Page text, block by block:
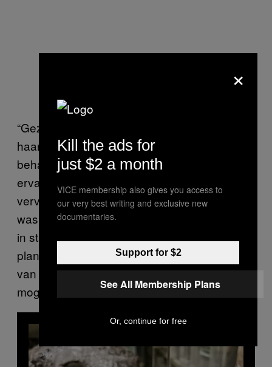
“Gezien de potentiële toxiciteit van de in het
haar gevonden alkaloïden, geven de
behandeling, het gebruik en de toepassingen
ervan blijk van zeer gespecialiseerde kennis,”
vervolgden de onderzoekers. “Deze kennis
was normaliter in handen van sjamanen, die
in staat waren de neveneffecten van de
plantaardige drugs te beheersen door middel
van een extase die diagnose of waarzeggerij
mogelijk maakte.”
×
Kill the ads for
just $2 a month
VICE membership also gives you access to
our very best writing and exclusive new
documentaries.
Support for $2
See All Membership Plans
Or, continue for free